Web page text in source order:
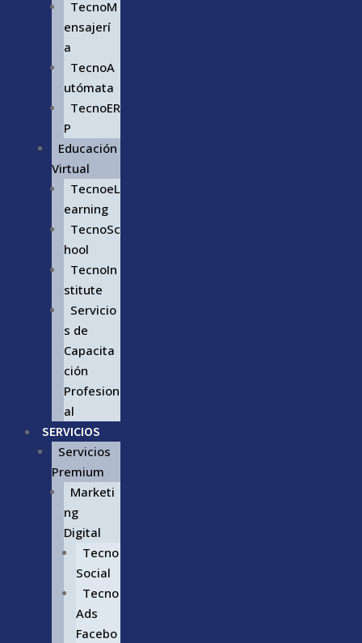
TecnoM
ensajerí
a
TecnoA
utómata
TecnoER
P
Educación
Virtual
TecnoeL
earning
TecnoSc
hool
TecnoIn
stitute
Servicio
s de
Capacita
ción
Profesion
al
SERVICIOS
Servicios
Premium
Marketi
ng
Digital
Tecno
Social
Tecno
Ads
Facebo